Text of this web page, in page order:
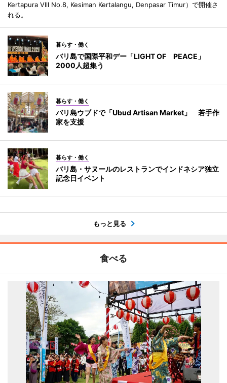
Kertapura Vlll No.8, Kesiman Kertalangu, Denpasar Timur）で開催さ
れる。
暮らす・働く
バリ島で国際平和デー「LIGHT OF PEACE」
2000人超集う
暮らす・働く
バリ島ウブドで「Ubud Artisan Market」 若手作
家を支援
暮らす・働く
バリ島・サヌールのレストランでインドネシア独立
記念日イベント
もっと見る
食べる